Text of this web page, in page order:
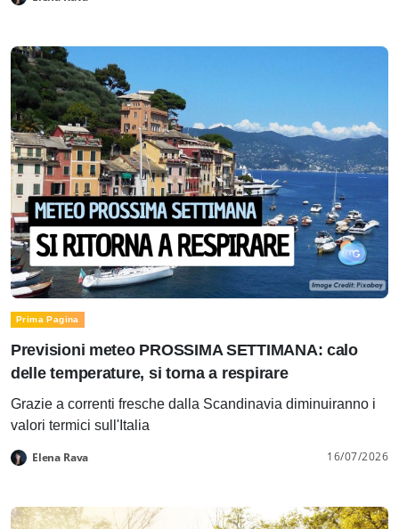
Prima Pagina
Previsioni meteo PROSSIMA SETTIMANA: calo
delle temperature, si torna a respirare
Grazie a correnti fresche dalla Scandinavia diminuiranno i
valori termici sull'Italia
Elena Rava 16/07/2026